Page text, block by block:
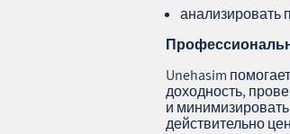
анализировать
Unehasim
доходность,
и
действительно